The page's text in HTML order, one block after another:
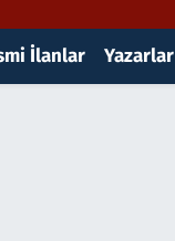
İlanlar Yazarlar